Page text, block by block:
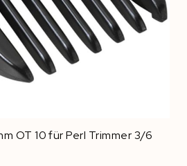
OT 10 für Perl Trimmer 3/6